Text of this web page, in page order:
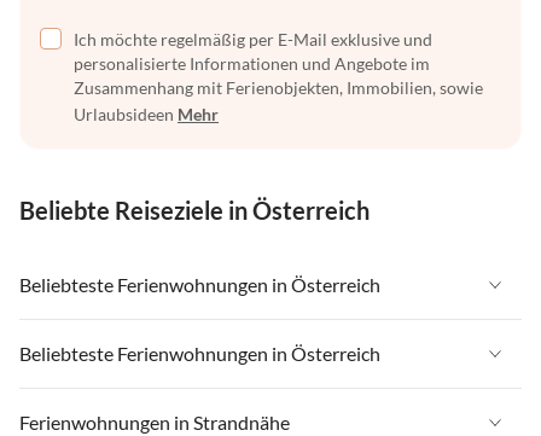
Ich möchte regelmäßig per E-Mail exklusive und
personalisierte Informationen und Angebote im
Zusammenhang mit Ferienobjekten, Immobilien, sowie
Urlaubsideen Mehr
Beliebte Reiseziele in Österreich
Beliebteste Ferienwohnungen in Österreich
Ferienwohnungen in Österreich
Ferienwohnungen in Tirol
Beliebteste Ferienwohnungen in Österreich
Ferienwohnungen in Österreich
Ferienwohnungen in Strandnähe